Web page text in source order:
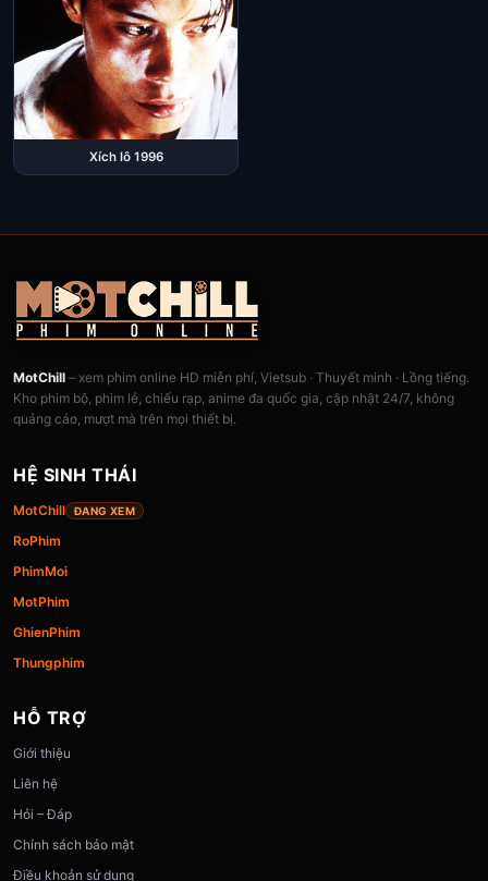
Xích lô 1996
MotChill – xem phim online HD miễn phí, Vietsub · Thuyết minh · Lồng tiếng.
Kho phim bộ, phim lẻ, chiếu rạp, anime đa quốc gia, cập nhật 24/7, không
quảng cáo, mượt mà trên mọi thiết bị.
HỆ SINH THÁI
MotChill ĐANG XEM
RoPhim
PhimMoi
MotPhim
GhienPhim
Thungphim
HỖ TRỢ
Giới thiệu
Liên hệ
Hỏi – Đáp
Chính sách bảo mật
Điều khoản sử dụng